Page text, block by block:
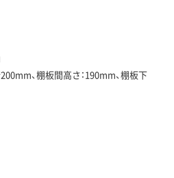
、棚板間高さ：190mm、棚板下